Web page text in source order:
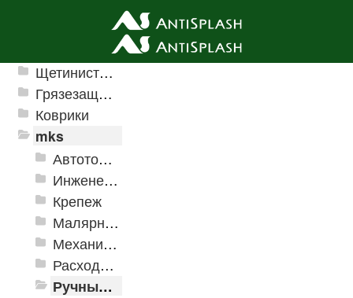
Ячеистые грязезащитные покрытия
Щетинистые покрытия
Грязезащитные, влаговпитывающие покрытия
Коврики
mks
Автотовары
Инженерная сантехника и инструменты
Крепеж
Малярно-штукатурные инструменты
Механизированные инструменты
Расходные инструменты
Ручные инструменты